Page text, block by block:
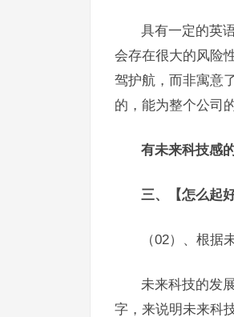
具有一定的英
会存在很大的风险
驾护航，而非寓意
的，能为整个公司
有未来科技感
三、【怎么起
（02）、根据
未来科技的发
字，来说明未来科